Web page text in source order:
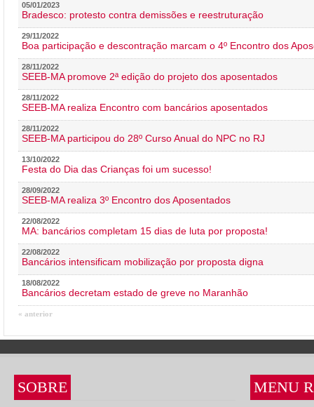
05/01/2023
Bradesco: protesto contra demissões e reestruturação
29/11/2022
Boa participação e descontração marcam o 4º Encontro dos
28/11/2022
SEEB-MA promove 2ª edição do projeto dos aposentados
28/11/2022
SEEB-MA realiza Encontro com bancários aposentados
28/11/2022
SEEB-MA participou do 28º Curso Anual do NPC no RJ
13/10/2022
Festa do Dia das Crianças foi um sucesso!
28/09/2022
SEEB-MA realiza 3º Encontro dos Aposentados
22/08/2022
MA: bancários completam 15 dias de luta por proposta!
22/08/2022
Bancários intensificam mobilização por proposta digna
18/08/2022
Bancários decretam estado de greve no Maranhão
« anterior
SOBRE MENU